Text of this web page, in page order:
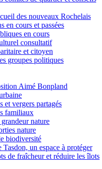
des nouveaux Rochelais
en cours et passées
en cours
consultatif
et citoyen
groupes politiques
Aimé Bonpland
et vergers partagés
familiaux
nature
nature
biodiversité
Tasdon, un espace à protéger
de fraîcheur et réduire les îlots